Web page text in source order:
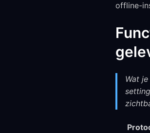
offline-
Wat